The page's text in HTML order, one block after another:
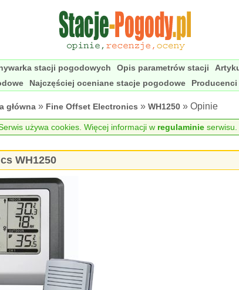
stacji pogodowych Opis parametrów stacji
Najczęściej oceniane stacje pogodowe
główna » Fine Offset Electronics » WH1250 » Opinie
używa cookies. Więcej informacji w regulaminieserwisu.
WH1250